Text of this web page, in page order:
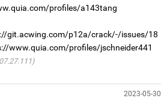
profiles/a143tang
git.acwing.com/p12a/crack/-/issues/18
www.quia.com/profiles/jschneider441
2023-05-30